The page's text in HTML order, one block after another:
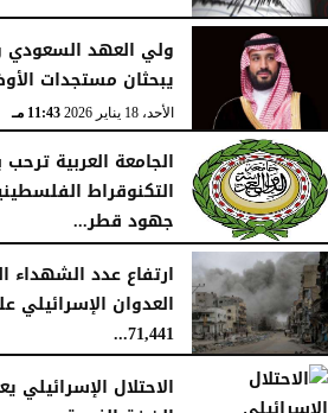
ولي العهد السعودي
يبحثان مستجدات
الأحد، 18 يناير 2026 11:43 مـ
الجامعة العربية
التكنوقراط
جهود قطر...
الجمعة، 16 يناير 2026 09:09 مـ
ارتفاع عدد
العدوان
71,441...
الجمعة، 16 يناير 2026